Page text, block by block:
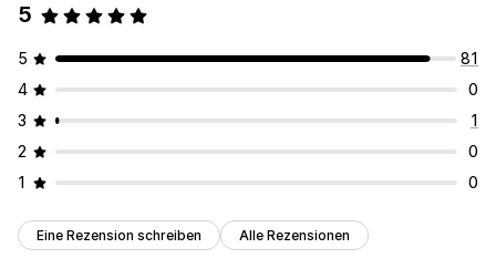
5
5
81
4
0
3
1
2
0
1
0
Eine Rezension schreiben Alle Rezensionen